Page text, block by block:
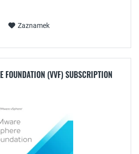
Zaznamek
FOUNDATION (VVF) SUBSCRIPTION